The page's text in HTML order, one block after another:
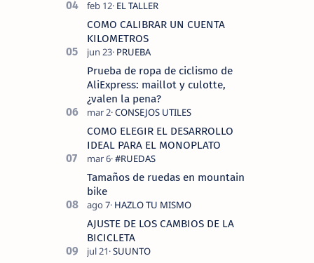
COMO CALIBRAR UN CUENTA
KILOMETROS
Prueba de ropa de ciclismo de
AliExpress: maillot y culotte,
¿valen la pena?
COMO ELEGIR EL DESARROLLO
IDEAL PARA EL MONOPLATO
Tamaños de ruedas en mountain
bike
AJUSTE DE LOS CAMBIOS DE LA
BICICLETA